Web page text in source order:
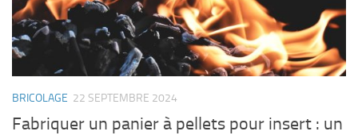
BRICOLAGE 22 SEPTEMBRE 2024
Fabriquer un panier à pellets pour insert : un